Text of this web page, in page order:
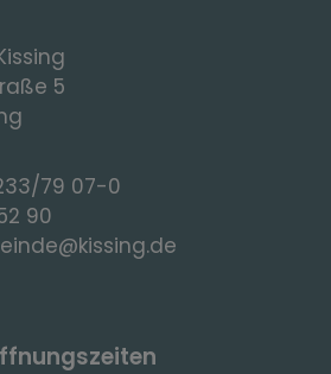
5
79 07-0
90